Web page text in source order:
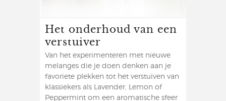
Het onderhoud van een
verstuiver
Van het experimenteren met nieuwe
melanges die je doen denken aan je
favoriete plekken tot het verstuiven van
klassiekers als Lavender, Lemon of
Peppermint om een aromatische sfeer